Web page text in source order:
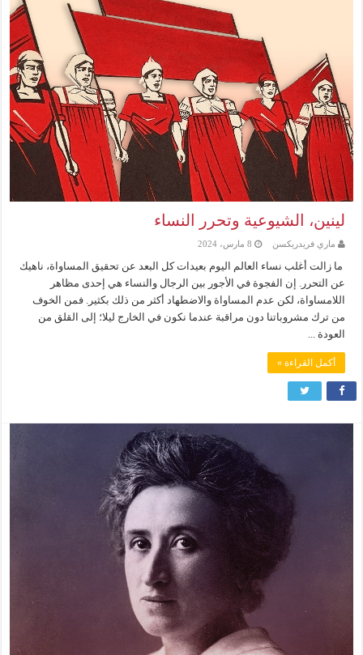
لينين، الشيوعية وتحرر النساء
ماري فريدريكسن 8 مارس، 2024
ما زالت أغلب نساء العالم اليوم بعيدات كل البعد عن تحقيق المساواة، ناهيك
عن التحرر. إن الفجوة في الأجور بين الرجال والنساء هي إحدى مظاهر
اللامساواة، لكن عدم المساواة والاضطهاد أكثر من ذلك بكثير. فمن الخوف
من ترك مشروباتنا دون مراقبة عندما نكون في الخارج ليلا؛ إلى القلق من
العودة ...
أكمل القراءة »